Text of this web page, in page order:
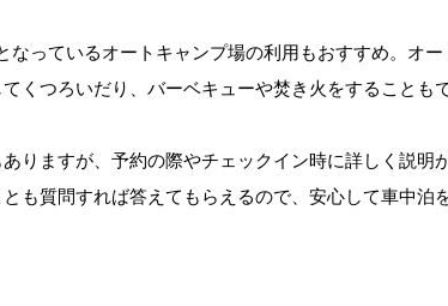
なっているオートキャンプ場の利用もおすすめ。オー
くつろいだり、バーベキューや焚き火をすることも
りますが、予約の際やチェックイン時に詳しく説明
も質問すれば答えてもらえるので、安心して車中泊